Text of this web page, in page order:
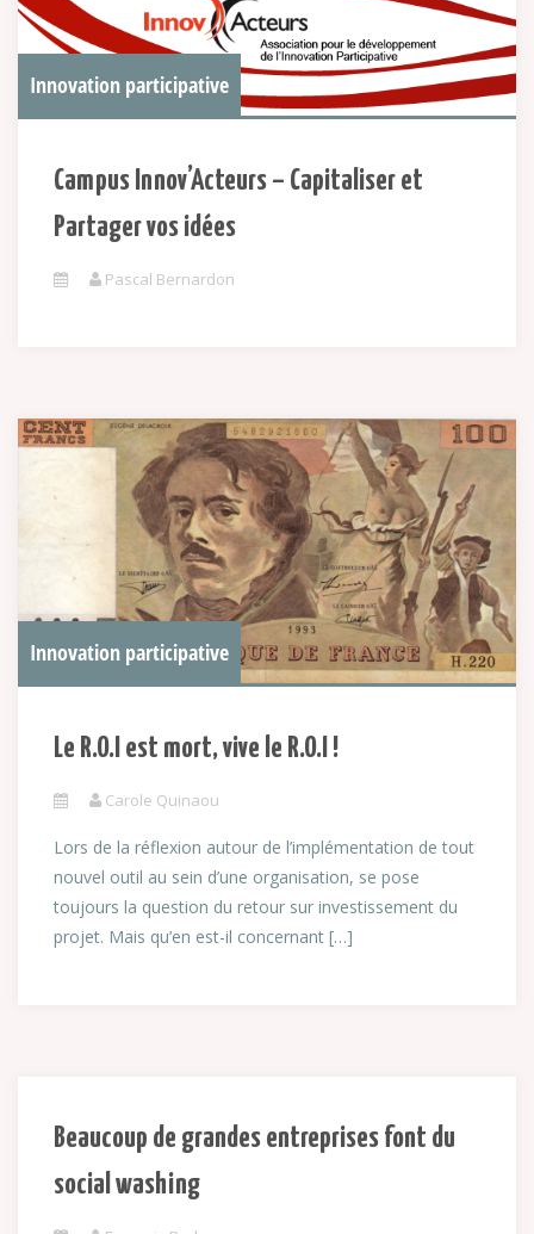
Innovation participative
Campus Innov’Acteurs – Capitaliser et
Partager vos idées
Pascal Bernardon
Innovation participative
Le R.O.I est mort, vive le R.O.I !
Carole Quinaou
Lors de la réflexion autour de l’implémentation de tout
nouvel outil au sein d’une organisation, se pose
toujours la question du retour sur investissement du
projet. Mais qu’en est-il concernant […]
Beaucoup de grandes entreprises font du
social washing